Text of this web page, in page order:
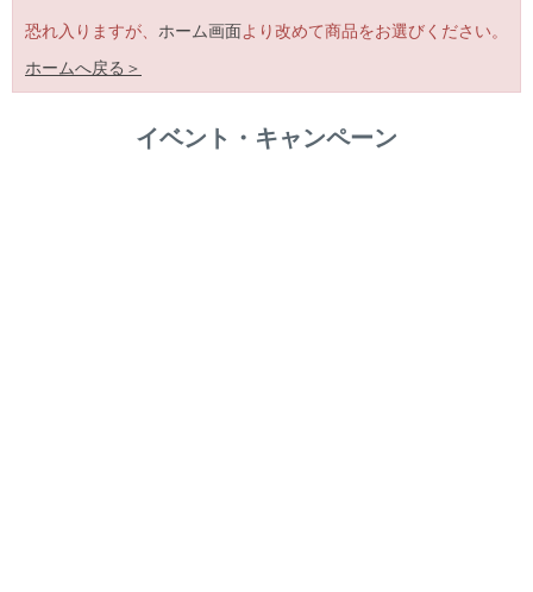
恐れ入りますが、 ホーム画面より改めて商品をお選びください。
ホームへ戻る＞
イベント・キャンペーン